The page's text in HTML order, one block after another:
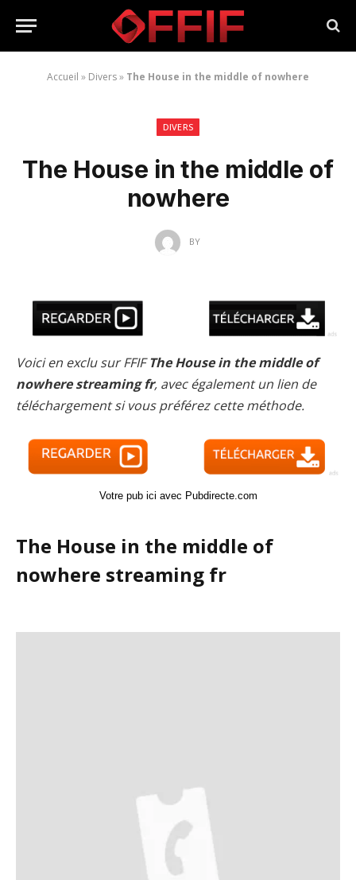
Accueil » Divers» The House in the middle of nowhere
DIVERS
The House in the middle of
nowhere
BY
Voici en exclu sur FFIFThe House in the middle of
nowhere streaming fr, avec également un lien de
téléchargement si vous préférez cette méthode.
Votre pub ici avec Pubdirecte.com
The House in the middle of
nowhere streaming fr